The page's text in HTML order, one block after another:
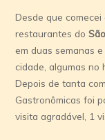
Desde que
restaurantes do
em duas semanas
cidade, algumas no
Depois de tanta
Gastronômicas foi
visita agradável, 1